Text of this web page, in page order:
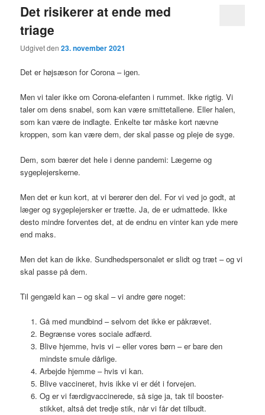
Det risikerer at ende med
triage
Udgivet den23. november 2021
Det er højsæson for Corona – igen.
Men vi taler ikke om Corona-elefanten i rummet. Ikke rigtig. Vi
taler om dens snabel, som kan være smittetallene. Eller halen,
som kan være de indlagte. Enkelte tør måske kort nævne
kroppen, som kan være dem, der skal passe og pleje de syge.
Dem, som bærer det hele i denne pandemi: Lægerne og
sygeplejerskerne.
Men det er kun kort, at vi berører den del. For vi ved jo godt, at
læger og sygeplejersker er trætte. Ja, de er udmattede. Ikke
desto mindre forventes det, at de endnu en vinter kan yde mere
end maks.
Men det kan de ikke. Sundhedspersonalet er slidt og træt – og vi
skal passe på dem.
Til gengæld kan – og skal – vi andre gøre noget:
Gå med mundbind – selvom det ikke er påkrævet.
Begrænse vores sociale adfærd.
Blive hjemme, hvis vi – eller vores børn – er bare den
mindste smule dårlige.
Arbejde hjemme – hvis vi kan.
Blive vaccineret, hvis ikke vi er dét i forvejen.
Og er vi færdigvaccinerede, så sige ja, tak til booster-
stikket, altså det tredje stik, når vi får det tilbudt.